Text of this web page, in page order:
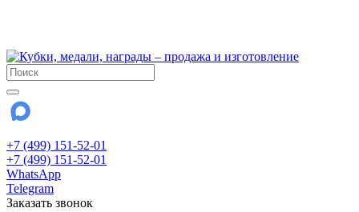
+7 (499) 151-52-01
+7 (499) 151-52-01
WhatsApp
Telegram
Заказать звонок